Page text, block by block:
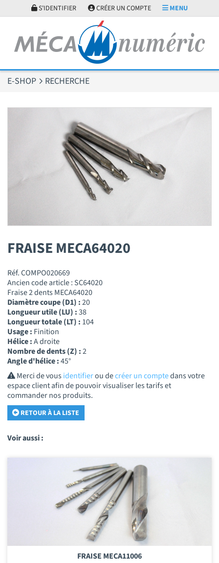
S'IDENTIFIER CRÉER UN COMPTE MENU
E-SHOP RECHERCHE
FRAISE MECA64020
Réf. COMPO020669
Ancien code article : SC64020
Fraise 2 dents MECA64020
Diamètre coupe (D1) :20
Longueur utile (LU) :38
Longueur totale (LT) : 104
Usage : Finition
Hélice :A droite
Nombre de dents (Z) :2
Angle d'hélice :45°
Merci de vousidentifierou decréer un comptedans votre
espace client afin de pouvoir visualiser les tarifs et
commander nos produits.
RETOUR À LA LISTE
Voir aussi :
FRAISE MECA11006
Panneau de gestion des cookies